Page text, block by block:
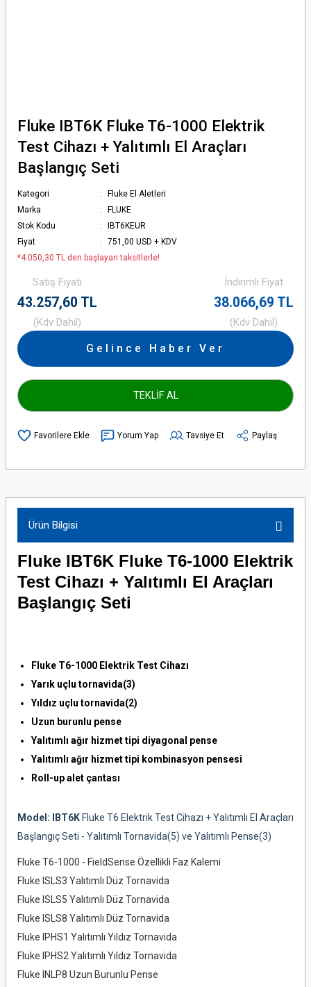
Fluke IBT6K Fluke T6-1000 Elektrik
Test Cihazı + Yalıtımlı El Araçları
Başlangıç Seti
Kategori
Fluke El Aletleri
Marka
FLUKE
Stok Kodu
IBT6KEUR
Fiyat
751,00 USD + KDV
*4.050,30 TL den başlayan taksitlerle!
Satış Fiyatı
43.257,60 TL
(Kdv Dahil)
İndirimli Fiyat
38.066,69 TL
(Kdv Dahil)
Gelince Haber Ver
TEKLİF AL
Yorum Yap Tavsiye Et Paylaş
Ürün Bilgisi
Fluke IBT6K Fluke T6-1000 Elektrik
Test Cihazı + Yalıtımlı El Araçları
Başlangıç Seti
Fluke T6-1000 Elektrik Test Cihazı
Yarık uçlu tornavida(3)
Yıldız uçlu tornavida(2)
Uzun burunlu pense
Yalıtımlı ağır hizmet tipi diyagonal pense
Yalıtımlı ağır hizmet tipi kombinasyon pensesi
Roll-up alet çantası
Model: IBT6K Fluke T6 Elektrik Test Cihazı + Yalıtımlı El Araçları
Başlangıç ​​Seti - Yalıtımlı Tornavida(5) ve Yalıtımlı Pense(3)
Fluke T6-1000 - FieldSense Özellikli Faz Kalemi
Fluke ISLS3 Yalıtımlı Düz Tornavida
Fluke ISLS5 Yalıtımlı Düz Tornavida
Fluke ISLS8 Yalıtımlı Düz Tornavida
Fluke IPHS1 Yalıtımlı Yıldız Tornavida
Fluke IPHS2 Yalıtımlı Yıldız Tornavida
Fluke INLP8 Uzun Burunlu Pense